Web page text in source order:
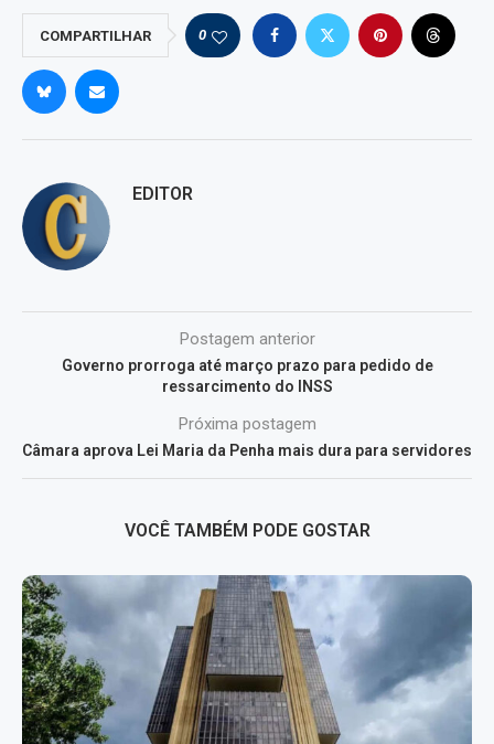
COMPARTILHAR 0
EDITOR
Postagem anterior
Governo prorroga até março prazo para pedido de
ressarcimento do INSS
Próxima postagem
Câmara aprova Lei Maria da Penha mais dura para servidores
VOCÊ TAMBÉM PODE GOSTAR